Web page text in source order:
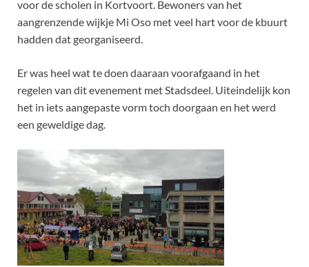
voor de scholen in Kortvoort. Bewoners van het
aangrenzende wijkje Mi Oso met veel hart voor de kbuurt
hadden dat georganiseerd.
Er was heel wat te doen daaraan voorafgaand in het
regelen van dit evenement met Stadsdeel. Uiteindelijk kon
het in iets aangepaste vorm toch doorgaan en het werd
een geweldige dag.